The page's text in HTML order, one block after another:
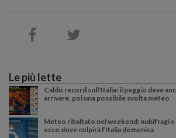
Le più lette
Caldo record sull'Italia: il peggio deve
arrivare, poi una possibile svolta meteo
Meteo ribaltato nel weekend: nubifragi e
ecco dove colpirà l’Italia domenica